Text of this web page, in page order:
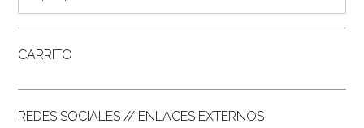
CARRITO
REDES SOCIALES // ENLACES EXTERNOS